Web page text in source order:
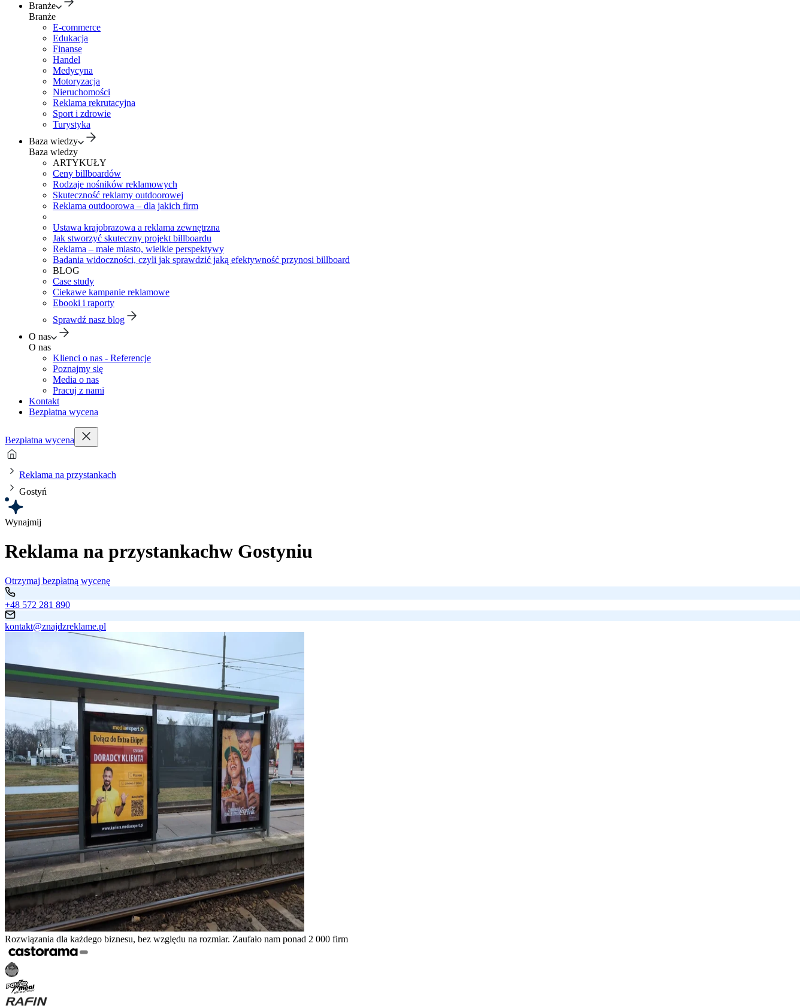
Branże
Branże
E-commerce
Edukacja
Finanse
Handel
Medycyna
Motoryzacja
Nieruchomości
Reklama rekrutacyjna
Sport i zdrowie
Turystyka
Baza wiedzy
Baza wiedzy
ARTYKUŁY
Ceny billboardów
Rodzaje nośników reklamowych
Skuteczność reklamy outdoorowej
Reklama outdoorowa – dla jakich firm
Ustawa krajobrazowa a reklama zewnętrzna
Jak stworzyć skuteczny projekt billboardu
Reklama – małe miasto, wielkie perspektywy
Badania widoczności, czyli jak sprawdzić jaką efektywność przynosi billboard
BLOG
Case study
Ciekawe kampanie reklamowe
Ebooki i raporty
Sprawdź nasz blog
O nas
O nas
Klienci o nas - Referencje
Poznajmy się
Media o nas
Pracuj z nami
Kontakt
Bezpłatna wycena
Bezpłatna wycena
Reklama na przystankach
Gostyń
Wynajmij
Reklama na przystankachw Gostyniu
Otrzymaj bezpłatną wycenę
+48 572 281 890
kontakt@znajdzreklame.pl
Rozwiązania dla każdego biznesu, bez względu na rozmiar. Zaufało nam ponad 2 000 firm